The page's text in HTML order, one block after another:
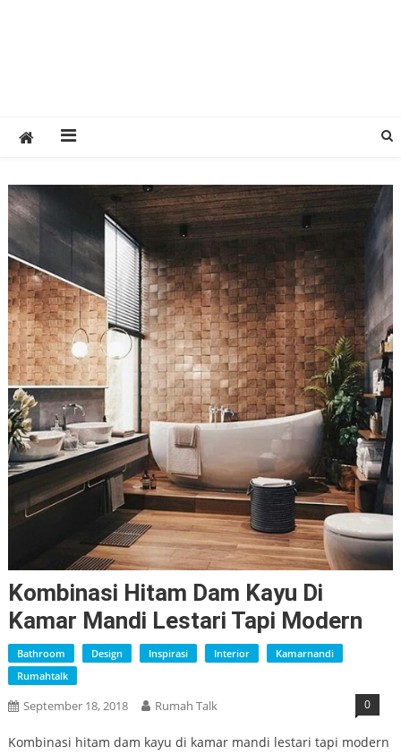
Kombinasi Hitam Dam Kayu Di
Kamar Mandi Lestari Tapi Modern
Bathroom Design Inspirasi Interior
Kamarnandi
Rumahtalk
September 18, 2018 Rumah Talk 0
Kombinasi hitam dam kayu di kamar mandi lestari tapi modern